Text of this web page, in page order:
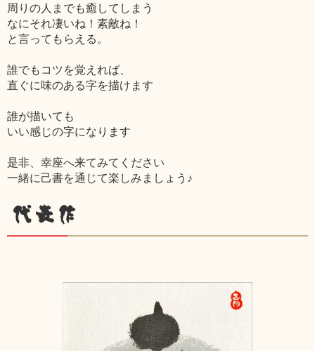
周りの人までも癒してしまう
なにそれ凄いね！素敵ね！
と言ってもらえる。
誰でもコツを覚えれば、
直ぐに味のある字を描けます
誰が描いても
いい感じの字になります
是非、幸座へ来てみてください
一緒に己書を通じて楽しみましょう♪
代表作